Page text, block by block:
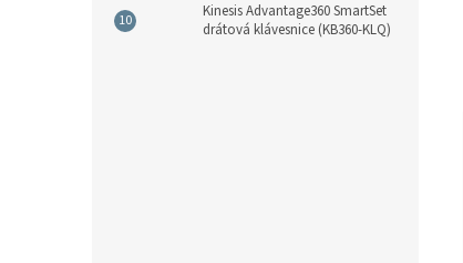
Kinesis Advantage360 SmartSet
drátová klávesnice (KB360-KLQ)